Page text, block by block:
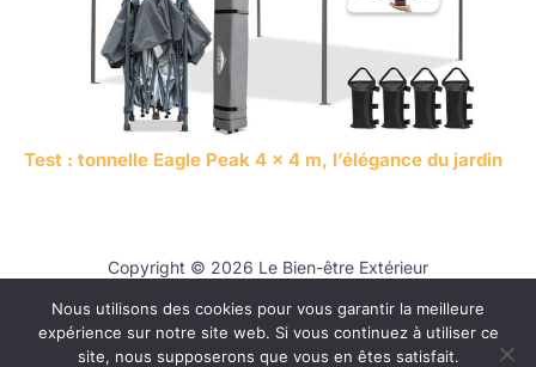
Test : tonnelle Eagle Peak 4 x 4 m, l’élégance du jardin
Copyright © 2026 Le Bien-être Extérieur
Contact
Mentions légales
Nous utilisons des cookies pour vous garantir la meilleure
expérience sur notre site web. Si vous continuez à utiliser ce
site, nous supposerons que vous en êtes satisfait.